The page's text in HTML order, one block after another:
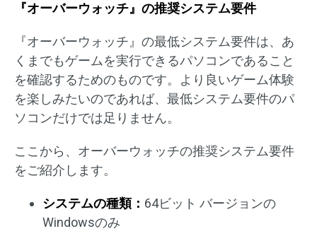
『オーバーウォッチ』の推奨システム要件
『オーバーウォッチ』の最低システム要件は、あ
くまでもゲームを実行できるパソコンであること
を確認するためのものです。より良いゲーム体験
を楽しみたいのであれば、最低システム要件のパ
ソコンだけでは足りません。
ここから、オーバーウォッチの推奨システム要件
をご紹介します。
システムの種類： 64ビット バージョンの
Windowsのみ